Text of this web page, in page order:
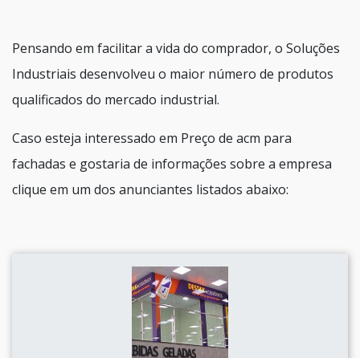
Pensando em facilitar a vida do comprador, o Soluções
Industriais desenvolveu o maior número de produtos
qualificados do mercado industrial.
Caso esteja interessado em Preço de acm para
fachadas e gostaria de informações sobre a empresa
clique em um dos anunciantes listados abaixo: